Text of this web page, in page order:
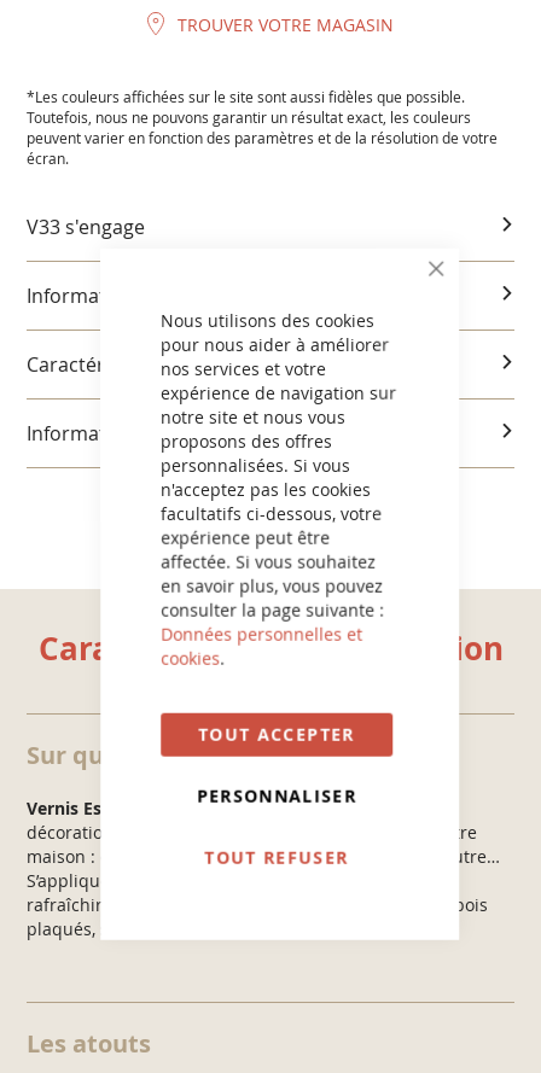
CLOSE
COOKIE
Nous utilisons des cookies
pour nous aider à améliorer
nos services et votre
expérience de navigation sur
notre site et nous vous
proposons des offres
personnalisées. Si vous
n'acceptez pas les cookies
facultatifs ci-dessous, votre
expérience peut être
affectée. Si vous souhaitez
en savoir plus, vous pouvez
consulter la page suivante :
Données personnelles et
cookies.
TOUT ACCEPTER
PERSONNALISER
TOUT REFUSER
TROUVER VOTRE MAGASIN
*Les couleurs affichées sur le site sont aussi fidèles que possible.
Toutefois, nous ne pouvons garantir un résultat exact, les couleurs
peuvent varier en fonction des paramètres et de la résolution de votre
écran.
V33 s'engage
Informations produits
Caractéristiques et utilisation
Informations réglementaires
Caractéristiques et utilisation
Sur quels supports ?
Vernis Esprit Indus’ Satinest recommandé pour la
décoration des meubles et boiseries intérieurs de votre
maison : commode, chevet, porte, placard, chaise, poutre…
S’applique directement sur tous types de supports à
rafraîchir ou à customiser : bois vernis, bois lasurés, bois
plaqués, stratifiés, mélaminés, OSB, médium…
Les atouts